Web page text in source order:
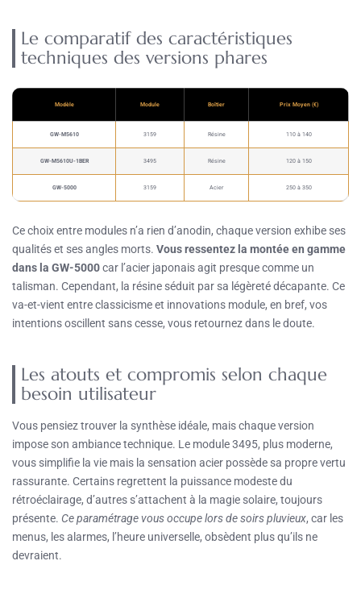
Le comparatif des caractéristiques
techniques des versions phares
Modèle Module Boîtier Prix Moyen (€)
GW-M5610 3159 Résine 110 à 140
GW-M5610U-1BER 3495 Résine 120 à 150
GW-5000 3159 Acier 250 à 350
Ce choix entre modules n’a rien d’anodin, chaque version exhibe ses
qualités et ses angles morts. Vous ressentez la montée en gamme
dans la GW-5000car l’acier japonais agit presque comme un
talisman. Cependant, la résine séduit par sa légèreté décapante. Ce
va-et-vient entre classicisme et innovations module, en bref, vos
intentions oscillent sans cesse, vous retournez dans le doute.
Les atouts et compromis selon chaque
besoin utilisateur
Vous pensiez trouver la synthèse idéale, mais chaque version
impose son ambiance technique. Le module 3495, plus moderne,
vous simplifie la vie mais la sensation acier possède sa propre vertu
rassurante. Certains regrettent la puissance modeste du
rétroéclairage, d’autres s’attachent à la magie solaire, toujours
présente. Ce paramétrage vous occupe lors de soirs pluvieux, car les
menus, les alarmes, l’heure universelle, obsèdent plus qu’ils ne
devraient.